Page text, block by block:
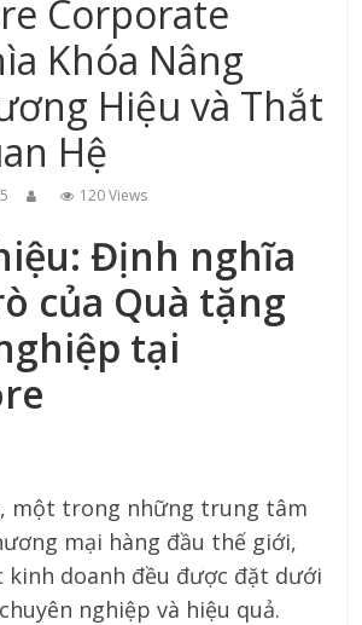
Corporate
Khóa Nâng
Hiệu và Thắt
Hệ
120 Views
Định nghĩa
của Quà tặng
tại
một trong những trung tâm
mại hàng đầu thế giới,
doanh đều được đặt dưới
nghiệp và hiệu quả.